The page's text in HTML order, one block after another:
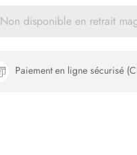
Non disponible en retrait
Paiement en ligne sécurisé